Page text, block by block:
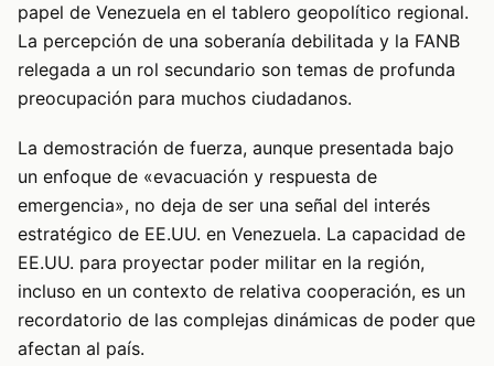
papel de Venezuela en el tablero geopolítico regional.
La percepción de una soberanía debilitada y la FANB
relegada a un rol secundario son temas de profunda
preocupación para muchos ciudadanos.
La demostración de fuerza, aunque presentada bajo
un enfoque de «evacuación y respuesta de
emergencia», no deja de ser una señal del interés
estratégico de EE.UU. en Venezuela. La capacidad de
EE.UU. para proyectar poder militar en la región,
incluso en un contexto de relativa cooperación, es un
recordatorio de las complejas dinámicas de poder que
afectan al país.